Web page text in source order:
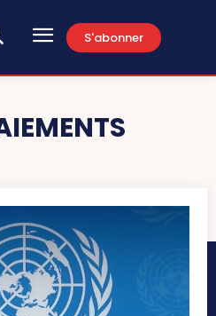
S'abonner